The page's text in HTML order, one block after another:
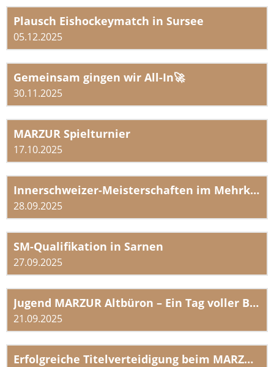
Plausch Eishockeymatch in Sursee
05.12.2025
Gemeinsam gingen wir All-In🚀
30.11.2025
MARZUR Spielturnier
17.10.2025
Innerschweizer-Meisterschaften im Mehrkampf
28.09.2025
SM-Qualifikation in Sarnen
27.09.2025
Jugend MARZUR Altbüron – Ein Tag voller Begeisterung
21.09.2025
Erfolgreiche Titelverteidigung beim MARZUR Schlussturnen in Altbüron